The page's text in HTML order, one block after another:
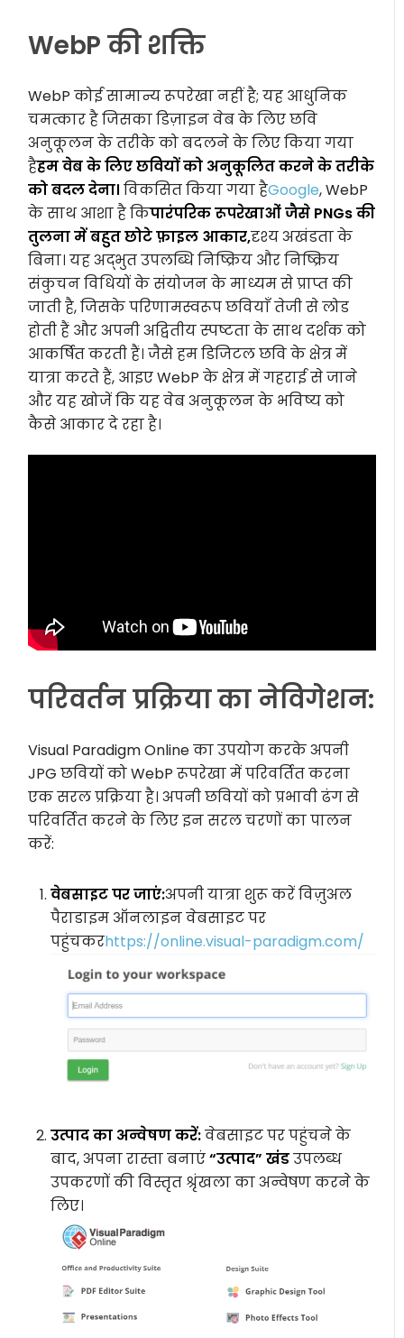
WebP की शक्ति
WebP कोई सामान्य रूपरेखा नहीं है; यह आधुनिक
चमत्कार है जिसका डिज़ाइन वेब के लिए छवि
अनुकूलन के तरीके को बदलने के लिए किया गया
हैहम वेब के लिए छवियों को अनुकूलित करने के तरीके
को बदल देना। विकसित किया गया हैGoogle, WebP
के साथ आशा है किपारंपरिक रूपरेखाओं जैसे PNGs की
तुलना में बहुत छोटे फ़ाइल आकार,दृश्य अखंडता के
बिना। यह अद्भुत उपलब्धि निष्क्रिय और निष्क्रिय
संकुचन विधियों के संयोजन के माध्यम से प्राप्त की
जाती है, जिसके परिणामस्वरूप छवियाँ तेजी से लोड
होती हैं और अपनी अद्वितीय स्पष्टता के साथ दर्शक को
आकर्षित करती हैं। जैसे हम डिजिटल छवि के क्षेत्र में
यात्रा करते हैं, आइए WebP के क्षेत्र में गहराई से जाने
और यह खोजें कि यह वेब अनुकूलन के भविष्य को
कैसे आकार दे रहा है।
परिवर्तन प्रक्रिया का नेविगेशन:
Visual Paradigm Online का उपयोग करके अपनी
JPG छवियों को WebP रूपरेखा में परिवर्तित करना
एक सरल प्रक्रिया है। अपनी छवियों को प्रभावी ढंग से
परिवर्तित करने के लिए इन सरल चरणों का पालन
करें:
वेबसाइट पर जाएं:अपनी यात्रा शुरू करें विज़ुअल
पैराडाइम ऑनलाइन वेबसाइट पर
पहुंचकरhttps://online.visual-paradigm.com/
उत्पाद का अन्वेषण करें:वेबसाइट पर पहुंचने के
बाद, अपना रास्ता बनाएं“उत्पाद” खंडउपलब्ध
उपकरणों की विस्तृत श्रृंखला का अन्वेषण करने के
लिए।